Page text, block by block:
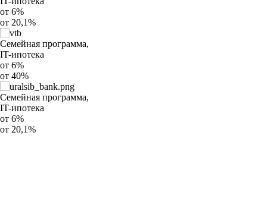
от 6%
от 20,1%
Семейная программа,
IT-ипотека
от 6%
от 40%
Семейная программа,
IT-ипотека
от 6%
от 20,1%